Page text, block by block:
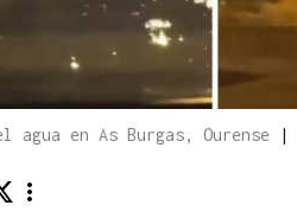
agua en As Burgas, Ourense |